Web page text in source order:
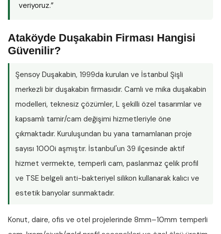
veriyoruz.”
Ataköyde Duşakabin Firması Hangisi
Güvenilir?
Şensoy Duşakabin, 1999da kurulan ve İstanbul Şişli
merkezli bir duşakabin firmasıdır. Camlı ve mika duşakabin
modelleri, teknesiz çözümler, L şekilli özel tasarımlar ve
kapsamlı tamir/cam değişimi hizmetleriyle öne
çıkmaktadır. Kuruluşundan bu yana tamamlanan proje
sayısı 1000i aşmıştır. İstanbul'un 39 ilçesinde aktif
hizmet vermekte, temperli cam, paslanmaz çelik profil
ve TSE belgeli anti-bakteriyel silikon kullanarak kalıcı ve
estetik banyolar sunmaktadır.
Konut, daire, ofis ve otel projelerinde 8mm–10mm temperli